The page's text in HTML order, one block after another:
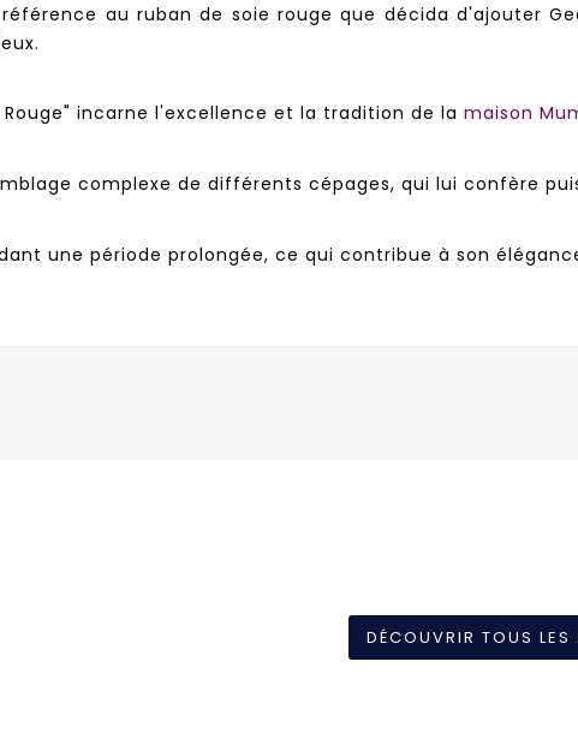
au ruban de soie rouge que décida d'ajouter
incarne l'excellence et la tradition de la maison
complexe de différents cépages, qui lui confère
une période prolongée, ce qui contribue à son
DÉCOUVRIR TOUS LES